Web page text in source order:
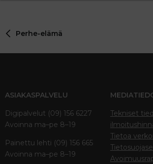
Perhe-elämä
ASIAKASPALVELU
Digipalvelut (09) 156 6227
Avoinna ma–pe 8–19
Painettu lehti (09) 156 665
Avoinna ma–pe 8–19
Tekniset
Tietoa